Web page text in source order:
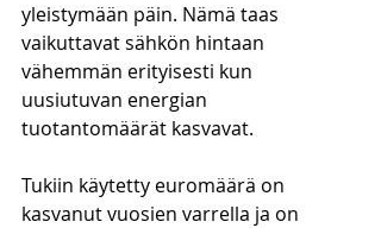
yleistymään päin. Nämä taas
vaikuttavat sähkön hintaan
vähemmän erityisesti kun
uusiutuvan energian
tuotantomäärät kasvavat.
Tukiin käytetty euromäärä on
kasvanut vuosien varrella ja on